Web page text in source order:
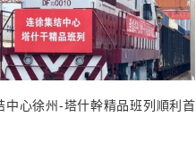
中心徐州-塔什幹精品班列順利首